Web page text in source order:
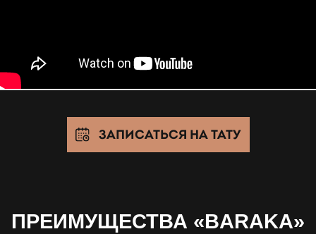
ЗАПИСАТЬСЯ НА ТАТУ
ПРЕИМУЩЕСТВА «BARAKA»